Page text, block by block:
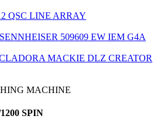
QSC LINE ARRAY
509609 EW IEM G4A
MACKIE DLZ CREATOR
MACHINE
SPIN